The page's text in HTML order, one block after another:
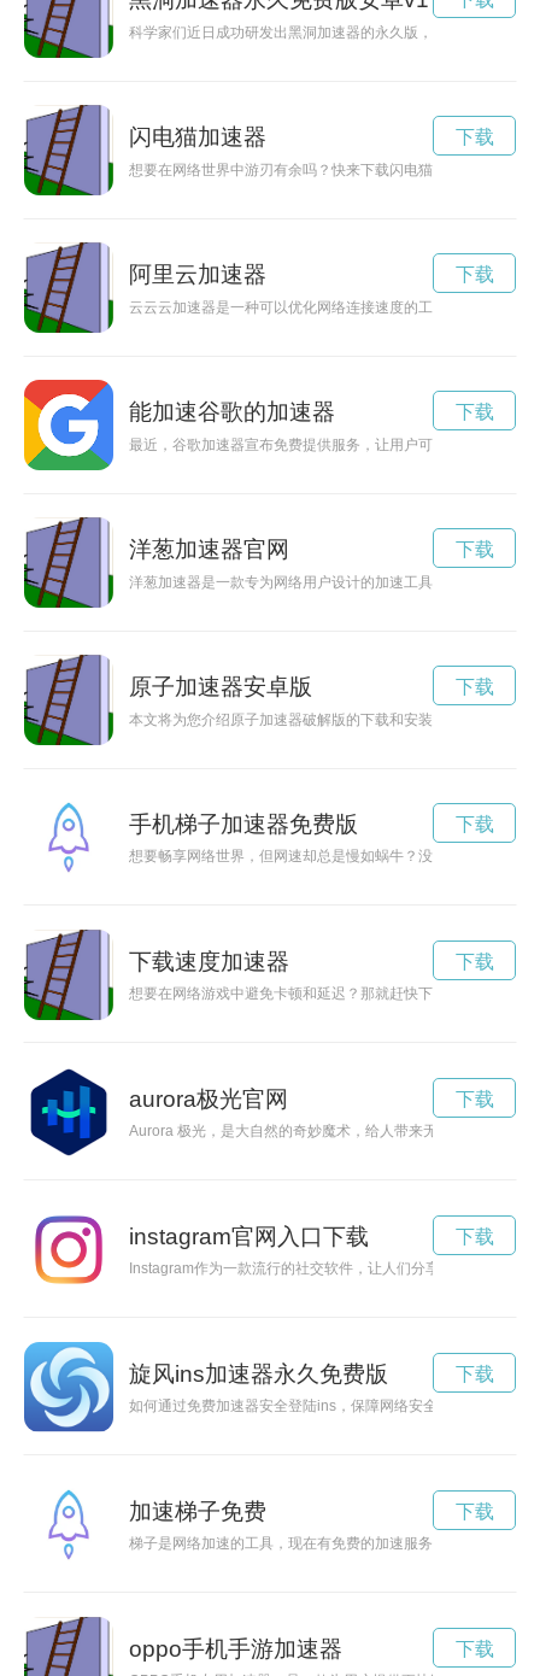
科学家们近日成功研发出黑洞加速器的永久版，这一突破性技
闪电猫加速器
想要在网络世界中游刃有余吗？快来下载闪电猫加速器，让你
下载
阿里云加速器
云云云加速器是一种可以优化网络连接速度的工具，通过建立
下载
能加速谷歌的加速器
最近，谷歌加速器宣布免费提供服务，让用户可以尽情畅游网络
下载
洋葱加速器官网
洋葱加速器是一款专为网络用户设计的加速工具，通过科学的
下载
原子加速器安卓版
本文将为您介绍原子加速器破解版的下载和安装方法，帮助您轻
下载
手机梯子加速器免费版
想要畅享网络世界，但网速却总是慢如蜗牛？没关系！现在有
下载
下载速度加速器
想要在网络游戏中避免卡顿和延迟？那就赶快下载速运加速器
下载
aurora极光官网
Aurora 极光，是大自然的奇妙魔术，给人带来无限遐想和幻思
下载
instagram官网入口下载
Instagram作为一款流行的社交软件，让人们分享生活中的美
下载
旋风ins加速器永久免费版
如何通过免费加速器安全登陆ins，保障网络安全。
下载
加速梯子免费
梯子是网络加速的工具，现在有免费的加速服务可供选择，让网
下载
oppo手机手游加速器 下载